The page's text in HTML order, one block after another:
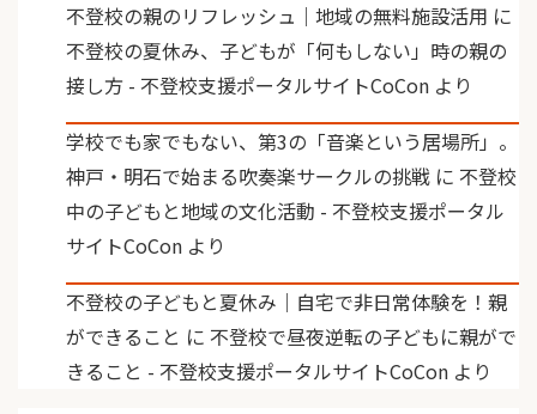
不登校の親のリフレッシュ｜地域の無料施設活用 に
不登校の夏休み、子どもが「何もしない」時の親の
接し方 - 不登校支援ポータルサイトCoCon より
学校でも家でもない、第3の「音楽という居場所」。
神戸・明石で始まる吹奏楽サークルの挑戦 に 不登校
中の子どもと地域の文化活動 - 不登校支援ポータル
サイトCoCon より
不登校の子どもと夏休み｜自宅で非日常体験を！親
ができること に 不登校で昼夜逆転の子どもに親がで
きること - 不登校支援ポータルサイトCoCon より